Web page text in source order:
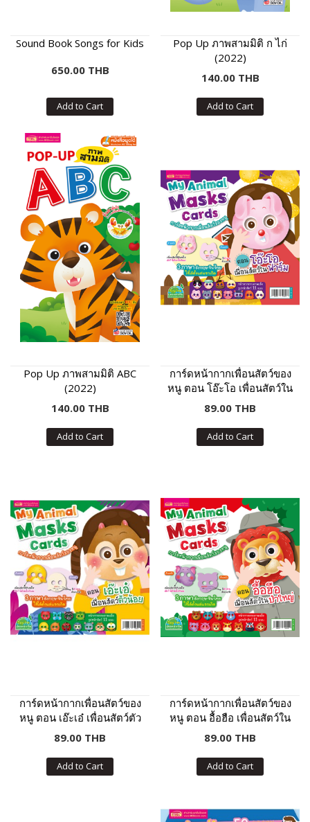
Sound Book Songs for Kids
650.00 THB
Add to Cart
Pop Up ภาพสามมิติ ก ไก่
(2022)
140.00 THB
Add to Cart
Pop Up ภาพสามมิติ ABC
(2022)
140.00 THB
Add to Cart
การ์ดหน้ากากเพื่อนสัตว์ของ
หนู ตอน โอ๊ะโอ เพื่อนสัตว์ใน
ฟาร์ม
89.00 THB
Add to Cart
การ์ดหน้ากากเพื่อนสัตว์ของ
หนู ตอน เอ๊ะเอ๋ เพื่อนสัตว์ตัว
น้อย
89.00 THB
Add to Cart
การ์ดหน้ากากเพื่อนสัตว์ของ
หนู ตอน อื้อฮือ เพื่อนสัตว์ใน
ป่าใหญ่
89.00 THB
Add to Cart